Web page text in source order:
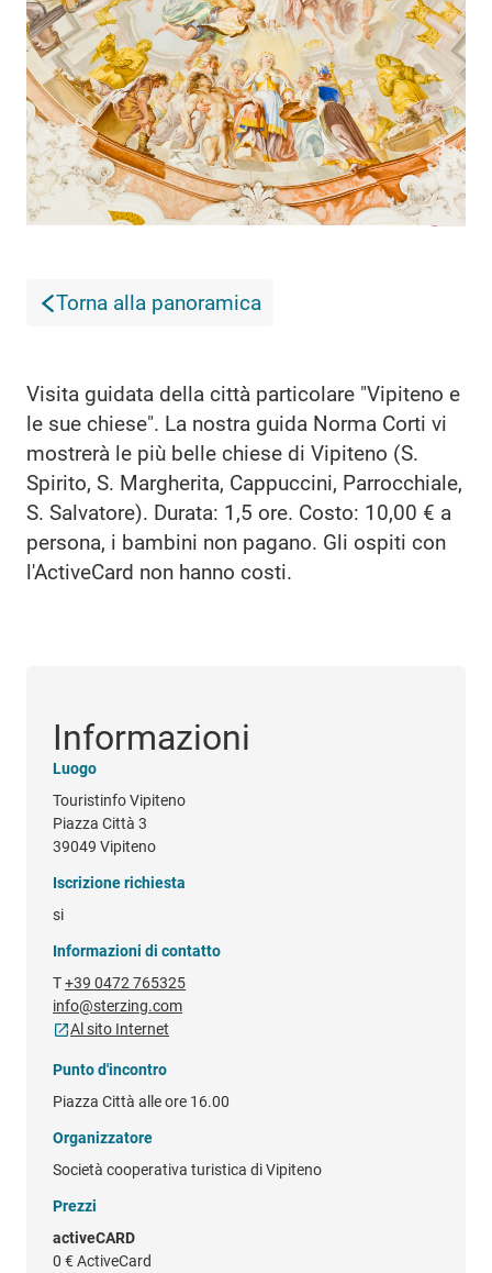
Torna alla panoramica
Visita guidata della città particolare "Vipiteno e
le sue chiese". La nostra guida Norma Corti vi
mostrerà le più belle chiese di Vipiteno (S.
Spirito, S. Margherita, Cappuccini, Parrocchiale,
S. Salvatore). Durata: 1,5 ore. Costo: 10,00 € a
persona, i bambini non pagano. Gli ospiti con
l'ActiveCard non hanno costi.
Informazioni
Luogo
Touristinfo Vipiteno
Piazza Città 3
39049 Vipiteno
Iscrizione richiesta
si
Informazioni di contatto
T+39 0472 765325
info@sterzing.com
Al sito Internet
Punto d'incontro
Piazza Città alle ore 16.00
Organizzatore
Società cooperativa turistica di Vipiteno
Prezzi
activeCARD
0 € ActiveCard